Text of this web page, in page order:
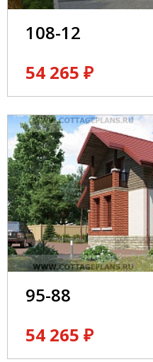
108-12
54 265 ₽
95-88
54 265 ₽